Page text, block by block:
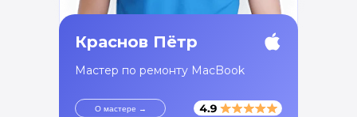
Краснов Пётр
Мастер по ремонту MacBook
О мастере →